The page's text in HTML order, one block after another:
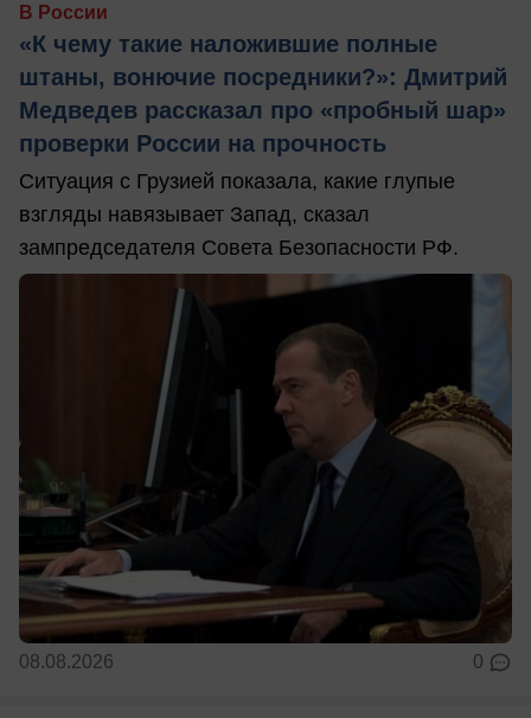
В России
«К чему такие наложившие полные
штаны, вонючие посредники?»: Дмитрий
Медведев рассказал про «пробный шар»
проверки России на прочность
Ситуация с Грузией показала, какие глупые
взгляды навязывает Запад, сказал
зампредседателя Совета Безопасности РФ.
08.08.2026 0